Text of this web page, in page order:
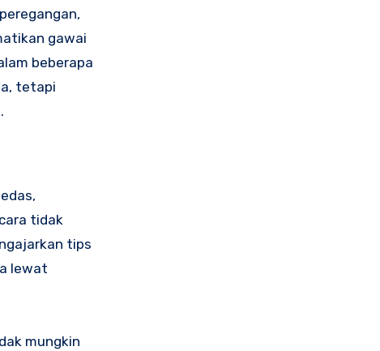
gawai
beberapa
tetapi
tidak
tips
lewat
mungkin